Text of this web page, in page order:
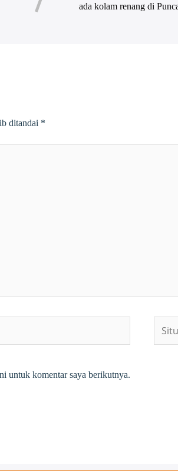
ada kolam renang di
ditandai *
untuk komentar saya berikutnya.